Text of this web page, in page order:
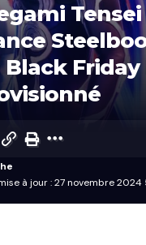
Tensei
Friday
à jour : 27 novembre